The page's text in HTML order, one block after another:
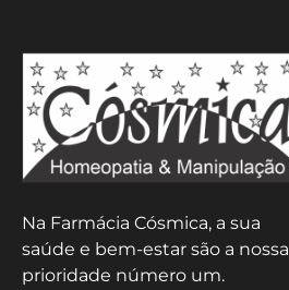
Na Farmácia Cósmica, a sua
saúde e bem-estar são a nossa
prioridade número um.